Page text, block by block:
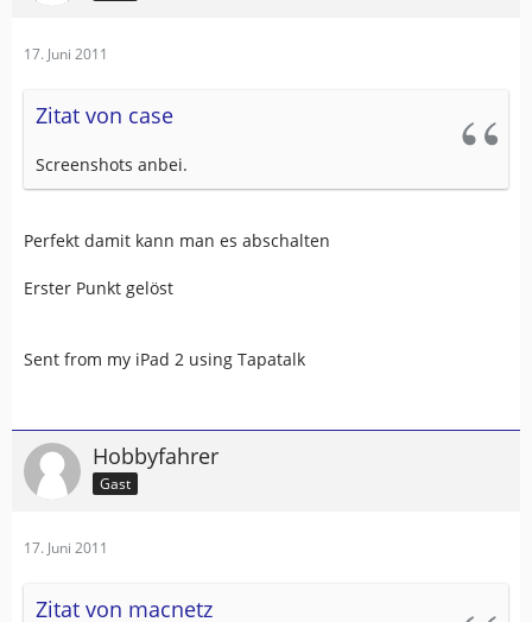
17. Juni 2011
Zitat von case
Screenshots anbei.
Perfekt damit kann man es abschalten
Erster Punkt gelöst
Sent from my iPad 2 using Tapatalk
Hobbyfahrer
Gast
17. Juni 2011
Zitat von macnetz